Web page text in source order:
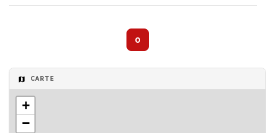
0
CARTE
+
−